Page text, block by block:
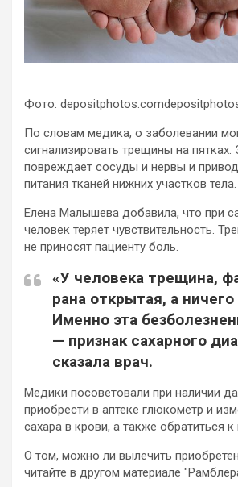
Фото:
По словам медика, о заболевании
сигнализировать трещины на пятках.
повреждает сосуды и нервы и
питания тканей нижних участков тела.
Елена Малышева добавила, что при
человек теряет чувствительность.
не приносят пациенту боль.
«У человека трещина,
рана открытая, а
Именно эта
— признак сахарного
сказала врач.
Медики посоветовали при наличии
приобрести в аптеке глюкометр и
сахара в крови, а также обратиться к
О том, можно ли вылечить
читайте в другом материале